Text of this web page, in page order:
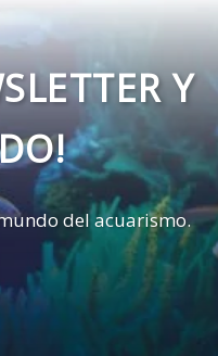
Y
del acuarismo.